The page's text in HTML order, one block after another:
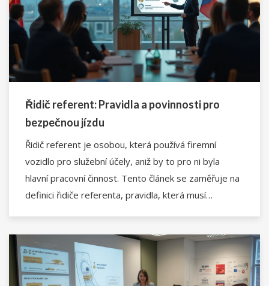
Řidič referent: Pravidla a povinnosti pro
bezpečnou jízdu
Řidič referent je osobou, která používá firemní
vozidlo pro služební účely, aniž by to pro ni byla
hlavní pracovní činnost. Tento článek se zaměřuje na
definici řidiče referenta, pravidla, která musí
řízení a jak se vyhnout nejčastějším chybám.
Přečtením tohoto článku porozumíte, proč je pro
firmu důležité mít proškolené řidiče.